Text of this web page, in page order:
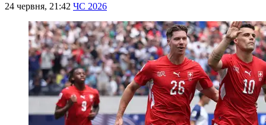
24 червня, 21:42 ЧС 2026